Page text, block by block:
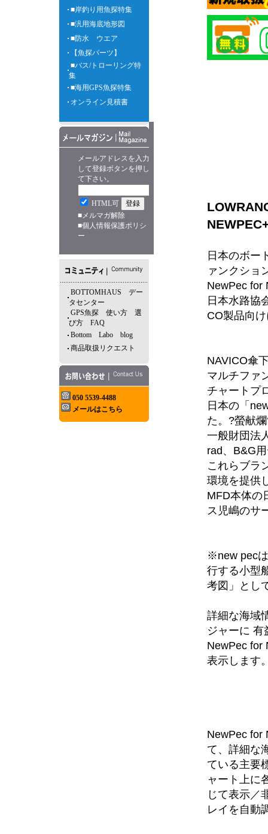
■岸釣り用魚探特集
■汎用海底地形図
■防水 ウエア
【魚探パーツ】
■バス/トローリング特
集
■海用GPS魚探特集
オンライン見積書
メールアドレスを入力
して登録ボタンを押し
て下さい。
HTML可
■メルマガ解除
■個人情報保護ポリシ
ー
BOTTOMHAUS デー
タセンター
GPS魚探 使い方 選
び方 FAQ
Bottom Labo blog
商品取扱リクエスト
050 5539-4488
メールはこちら
日本のボー
ァンクショ
NewPec
日本水路協
CO製品向
NAVICO傘
マルチファ
チャートプ
日本の「
た。?螢献
一般財団法
rad、B&G
これらブラ
環境を提供
MFD本体の
ス児嶋のサ
※new pec
行する小型
考図」とし
詳細な海域
ジャーに
NewPec for
表示します
NewPec for
て、詳細な
ている主要
ャート上に
じて表示／
レイを自動